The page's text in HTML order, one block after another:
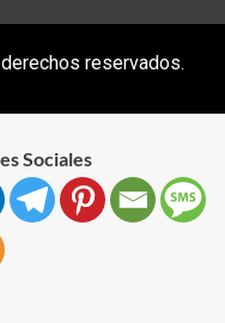
reservados.
Sociales